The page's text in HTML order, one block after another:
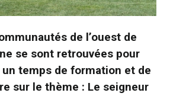
de l’ouest de
se sont retrouvées pour
un temps de formation et de
sur le thème : Le seigneur